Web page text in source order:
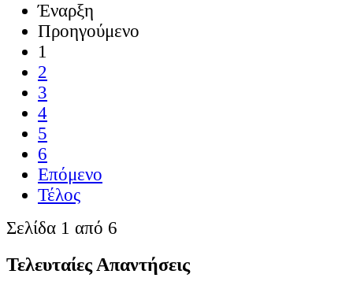
Έναρξη
Προηγούμενο
1
2
3
4
5
6
Επόμενο
Τέλος
Σελίδα 1 από 6
Τελευταίες Απαντήσεις